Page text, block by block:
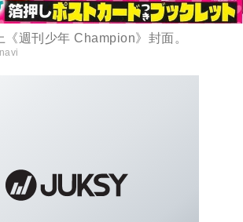
《週刊少年 Champion》封面。